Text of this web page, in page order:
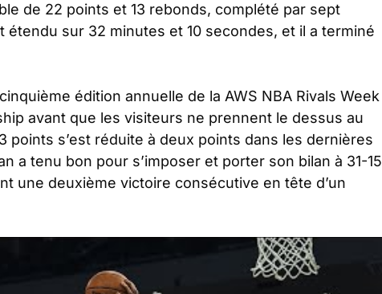
de 22 points et 13 rebonds, complété par sept
étendu sur 32 minutes et 10 secondes, et il a terminé
édition annuelle de la AWS NBA Rivals Week
avant que les visiteurs ne prennent le dessus au
s’est réduite à deux points dans les dernières
a tenu bon pour s’imposer et porter son bilan à 31-15
une deuxième victoire consécutive en tête d’un